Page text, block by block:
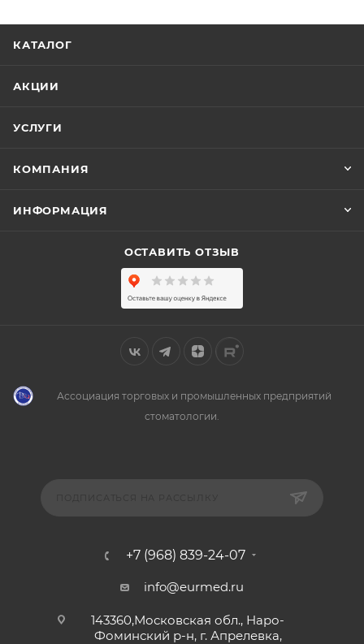
КАТАЛОГ
АКЦИИ
УСЛУГИ
КОМПАНИЯ
ИНФОРМАЦИЯ
ОСТАВИТЬ ОТЗЫВ
Ассоциация торговых и промышленных предприятий
стоматологии.
+7 (968) 839-24-07
info@eurmed.ru
143360,Московская обл., Наро-
Фоминский р-н, г. Апрелевка,